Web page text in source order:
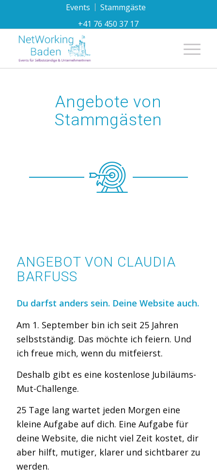
Events
Stammgäste
+41 76 450 37 17
Angebote von
Stammgästen
ANGEBOT VON CLAUDIA
BARFUSS
Du darfst anders sein. Deine Website auch.
Am 1. September bin ich seit 25 Jahren
selbstständig. Das möchte ich feiern. Und
ich freue mich, wenn du mitfeierst.
Deshalb gibt es eine kostenlose Jubiläums-
Mut-Challenge.
25 Tage lang wartet jeden Morgen eine
kleine Aufgabe auf dich. Eine Aufgabe für
deine Website, die nicht viel Zeit kostet, dir
aber hilft, mutiger, klarer und sichtbarer zu
werden.